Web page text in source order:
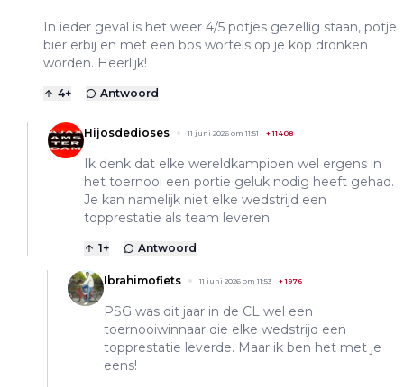
In ieder geval is het weer 4/5 potjes gezellig staan, potje
bier erbij en met een bos wortels op je kop dronken
worden. Heerlijk!
4+ Antwoord
Hijosdedioses 11 juni 2026 om 11:51 +11408
Ik denk dat elke wereldkampioen wel ergens in
het toernooi een portie geluk nodig heeft gehad.
Je kan namelijk niet elke wedstrijd een
topprestatie als team leveren.
1+ Antwoord
Ibrahimofiets 11 juni 2026 om 11:53 +1976
PSG was dit jaar in de CL wel een
toernooiwinnaar die elke wedstrijd een
topprestatie leverde. Maar ik ben het met je
eens!